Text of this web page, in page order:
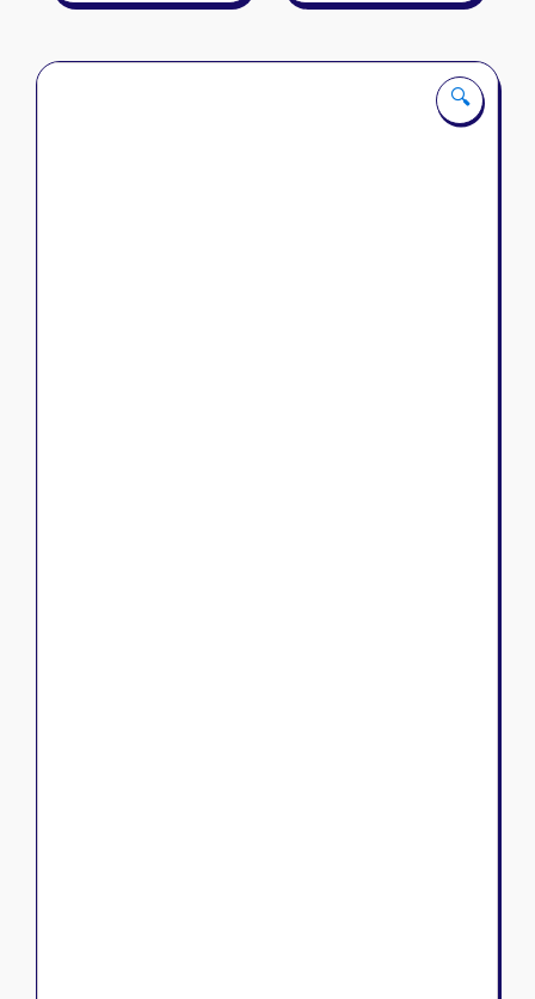
🔍